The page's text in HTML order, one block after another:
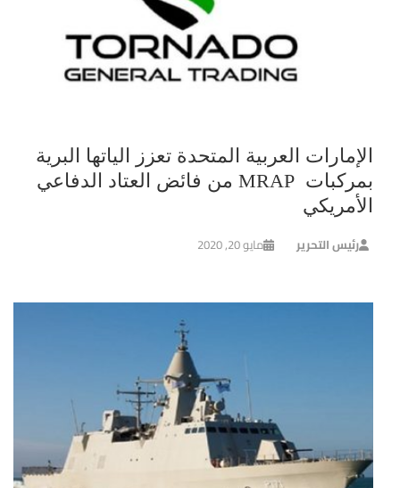
الإمارات العربية المتحدة تعزز الياتها البرية
بمركبات MRAP من فائض العتاد الدفاعي
الأمريكي
رئيس التحرير مايو 20, 2020